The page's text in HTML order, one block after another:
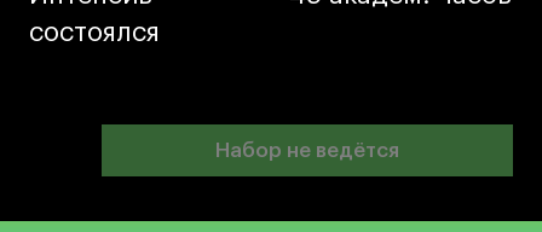
Промышленный и предметный дизайн
Дизайн и декорирование интерьера
состоялся
Набор не ведётся
состоялся
Набор не ведётся